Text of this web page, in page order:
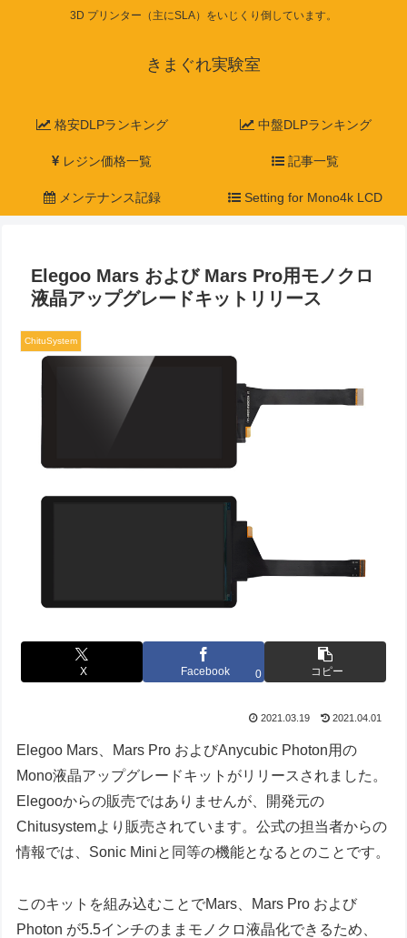
3D プリンター（主にSLA）をいじくり倒しています。
きまぐれ実験室
格安DLPランキング 中盤DLPランキング
レジン価格一覧 記事一覧
メンテナンス記録 Setting for Mono4k LCD
Elegoo Mars および Mars Pro用モノクロ
液晶アップグレードキットリリース
ChituSystem
X Facebook 0 コピー
2021.03.19 2021.04.01
Elegoo Mars、Mars Pro およびAnycubic Photon用の
Mono液晶アップグレードキットがリリースされました。
Elegooからの販売ではありませんが、開発元の
Chitusystemより販売されています。公式の担当者からの
情報では、Sonic Miniと同等の機能となるとのことです。
このキットを組み込むことでMars、Mars Pro および
Photon が5.5インチのままモノクロ液晶化できるため、